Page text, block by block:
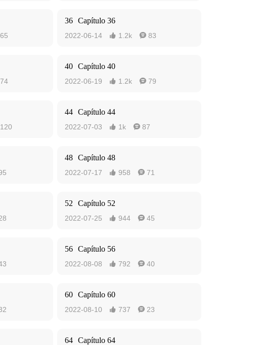
65
36 Capítulo 36
2022-06-14  1.2k  83
74
40 Capítulo 40
2022-06-19  1.2k  79
120
44 Capítulo 44
2022-07-03  1k  87
48 Capítulo 48
2022-07-17  958  71
52 Capítulo 52
2022-07-25  944  45
56 Capítulo 56
2022-08-08  792  40
60 Capítulo 60
2022-08-10  737  23
64 Capítulo 64